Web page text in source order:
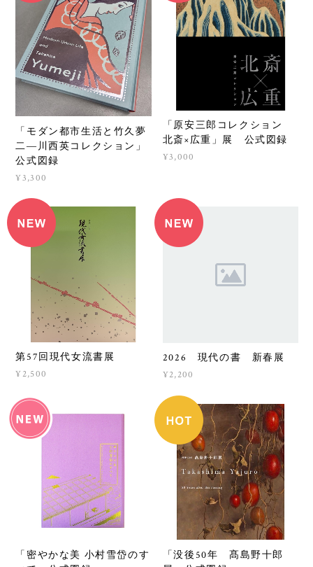
「モダン都市生活と竹久夢
二―川西英コレクション」
公式図録
¥3,300
「原安三郎コレクション
北斎×広重」展 公式図録
第57回現代女流書展 2026 現代の書 新春展
¥2,200